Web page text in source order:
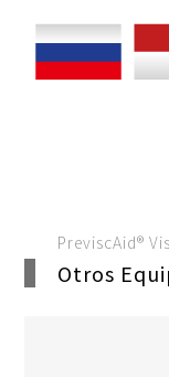
PreviscAid®
Otros